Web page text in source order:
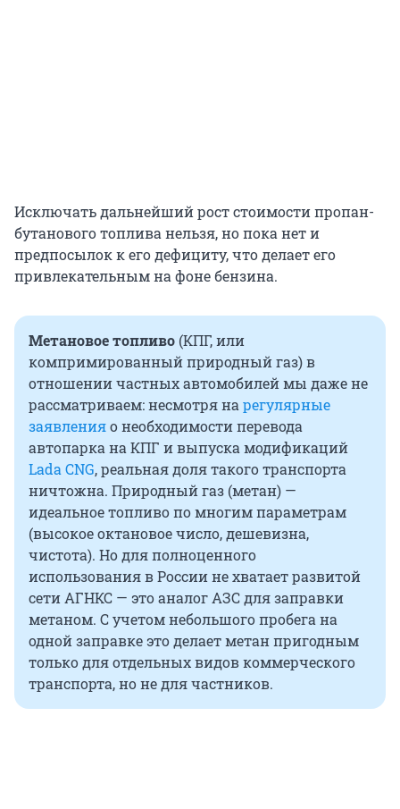
Исключать дальнейший рост стоимости пропан-
бутанового топлива нельзя, но пока нет и
предпосылок к его дефициту, что делает его
привлекательным на фоне бензина.
Метановое топливо (КПГ, или
компримированный природный газ) в
отношении частных автомобилей мы даже не
рассматриваем: несмотря на регулярные
заявленияо необходимости перевода
автопарка на КПГ и выпуска модификаций
Lada CNG, реальная доля такого транспорта
ничтожна. Природный газ (метан) —
идеальное топливо по многим параметрам
(высокое октановое число, дешевизна,
чистота). Но для полноценного
использования в России не хватает развитой
сети АГНКС — это аналог АЗС для заправки
метаном. С учетом небольшого пробега на
одной заправке это делает метан пригодным
только для отдельных видов коммерческого
транспорта, но не для частников.